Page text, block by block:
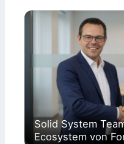
Solid System
Ecosystem von